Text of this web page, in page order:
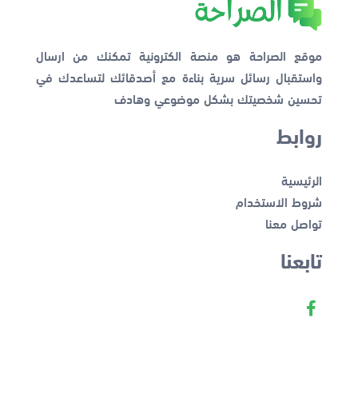
موقع الصراحة هو منصة الكترونية تمكنك من ارسال
واستقبال رسائل سرية بناءة مع أصدقائك لتساعدك في
تحسين شخصيتك بشكل موضوعي وهادف
روابط
الرئيسية
شروط الاستخدام
تواصل معنا
تابعنا